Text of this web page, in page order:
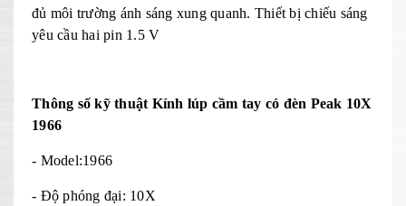
đủ môi trường ánh sáng xung quanh. Thiết bị chiếu sáng
yêu cầu hai pin 1.5 V
Thông số kỹ thuật Kính lúp cầm tay có đèn Peak 10X
1966
- Model:1966
- Độ phóng đại: 10X